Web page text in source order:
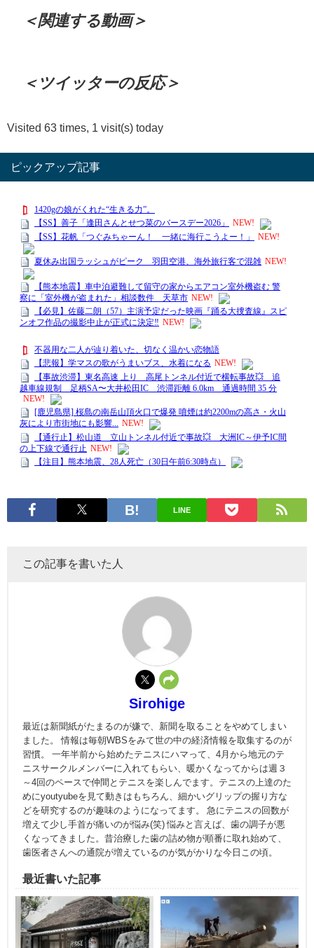
＜関連する動画＞
＜ツイッターの反応＞
Visited 63 times, 1 visit(s) today
ピックアップ記事
LINE
この記事を書いた人
Sirohige
最近は新聞紙がたまるのが嫌で、新聞を取ることをやめてしまい
ました。 情報は毎朝WBSをみて世の中の経済情報を取集するのが
習慣。 一年半前から始めたテニスにハマって、4月から地元のテ
ニスサークルメンバーに入れてもらい、暖かくなってからは週３
～4回のペースで仲間とテニスを楽しんでます。テニスの上達のた
めにyoutyubeを見て動きはもちろん、細かいグリップの握り方な
どを研究するのが趣味のようになってます。 急にテニスの回数が
増えて少し手首が痛いのが悩み(笑) 悩みと言えば、歯の調子が悪
くなってきました。昔治療した歯の詰め物が順番に取れ始めて、
歯医者さんへの通院が増えているのが気がかりな今日この頃。
最近書いた記事